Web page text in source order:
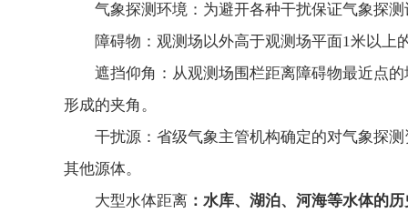
气象探测环境：为避开各种干扰保证气象探
障碍物：观测场以外高于观测场平面1米以上
遮挡仰角：从观测场围栏距离障碍物最近点
形成的夹角。
干扰源：省级气象主管机构确定的对气象探
其他源体。
大型水体距离 ：水库、湖泊、河海等水体的